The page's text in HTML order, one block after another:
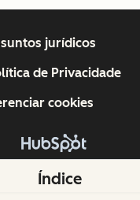
Índice
© 2026 HubSpot, Inc.
jurídicos
de Privacidade
cookies